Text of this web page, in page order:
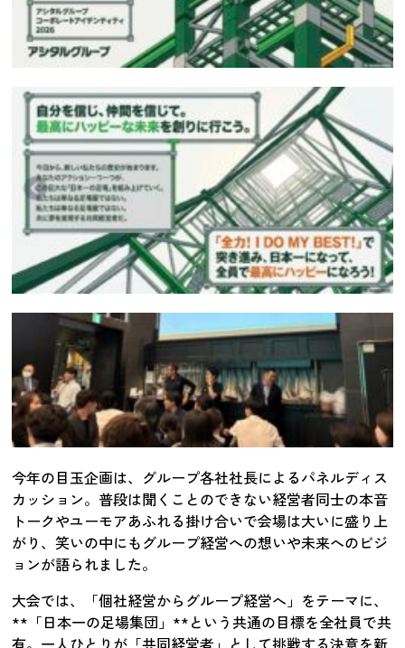
今年の目玉企画は、グループ各社社長によるパネルディス
カッション。普段は聞くことのできない経営者同士の本音
トークやユーモアあふれる掛け合いで会場は大いに盛り上
がり、笑いの中にもグループ経営への想いや未来へのビジ
ョンが語られました。
大会では、「個社経営からグループ経営へ」をテーマに、
**「日本一の足場集団」**という共通の目標を全社員で共
有。一人ひとりが「共同経営者」として挑戦する決意を新